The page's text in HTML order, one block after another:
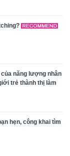
của năng lượng nhân
trẻ thành thị làm
hẹn, công khai tìm